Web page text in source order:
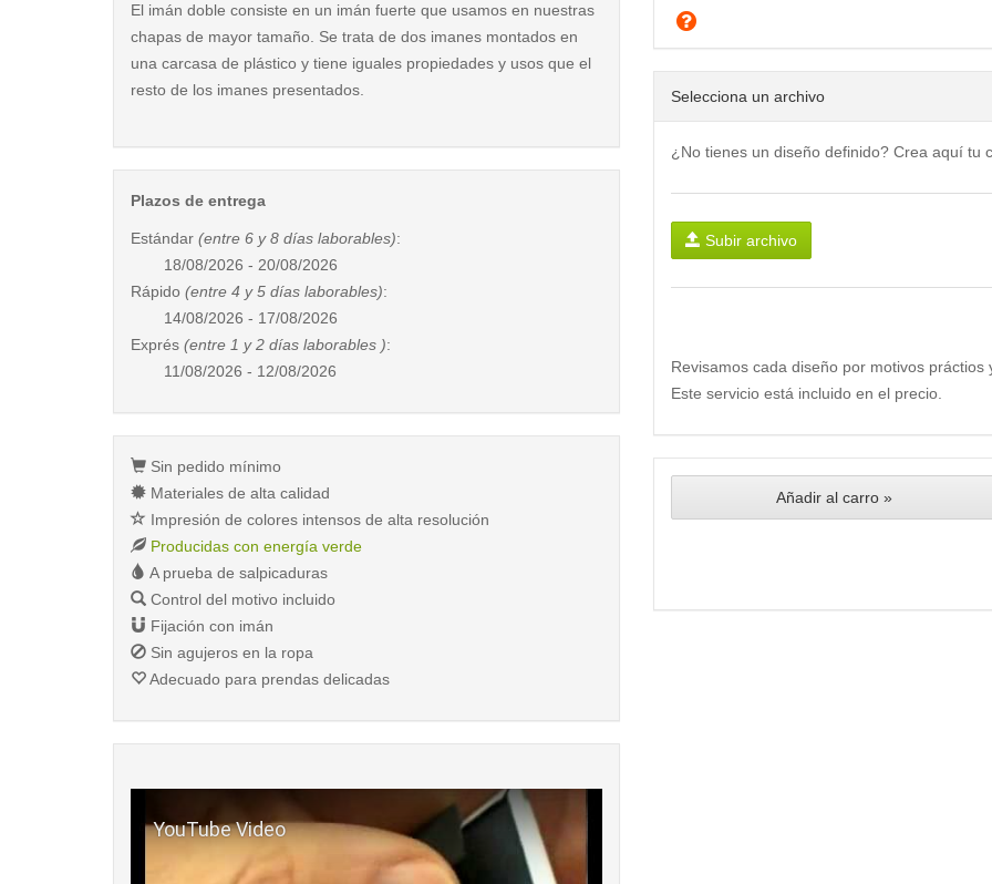
Selecciona un archivo
¿No tienes un diseño definido? Crea aquí tu
Subir archivo
Revisamos cada diseño por motivos
Este servicio está incluido en el precio.
Añadir al carro »
El imán doble consiste en un imán fuerte que usamos en nuestras
chapas de mayor tamaño. Se trata de dos imanes montados en
una carcasa de plástico y tiene iguales propiedades y usos que el
resto de los imanes presentados.
Plazos de entrega
Estándar (entre 6 y 8 días laborables):
18/08/2026 - 20/08/2026
Rápido (entre 4 y 5 días laborables):
14/08/2026 - 17/08/2026
Exprés (entre 1 y 2 días laborables ):
11/08/2026 - 12/08/2026
Sin pedido mínimo
Materiales de alta calidad
Impresión de colores intensos de alta resolución
Producidas con energía verde
A prueba de salpicaduras
Control del motivo incluido
Fijación con imán
Sin agujeros en la ropa
Adecuado para prendas delicadas